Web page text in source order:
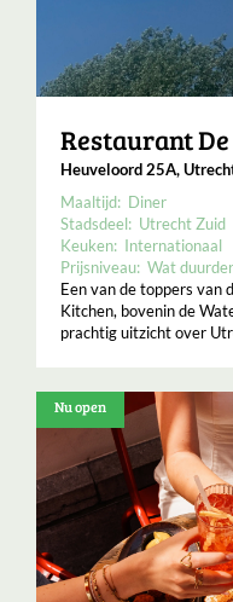
Restaurant
Heuveloord 25A,
Maaltijd: Diner
Stadsdeel: Utrecht Zuid
Keuken: Internationaal
Prijsniveau: Wat duurder
Een van de toppers van
Kitchen, bovenin de
prachtig uitzicht over
Nu open